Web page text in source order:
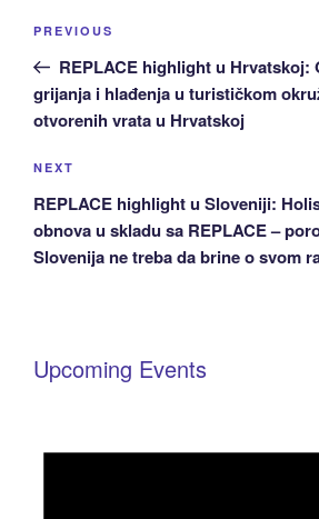
Post
Previous
Post
PREVIOUS
REPLACE highlight u
grijanja i hlađenja u turističkom
otvorenih vrata u Hrvatskoj
Next
Post
NEXT
REPLACE highlight u Sloveniji:
obnova u skladu sa REPLACE –
Slovenija ne treba da brine o svom
Upcoming Events